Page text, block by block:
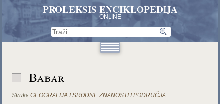
PROLEKSIS ENCIKLOPEDIJA
ONLINE
Babar
Struka GEOGRAFIJA I SRODNE ZNANOSTI I PODRUČJA